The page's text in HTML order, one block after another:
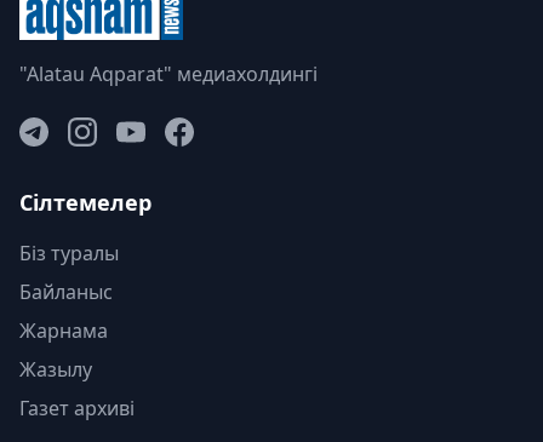
"Alatau Aqparat" медиахолдингі
Сілтемелер
Біз туралы
Байланыс
Жарнама
Жазылу
Газет архиві